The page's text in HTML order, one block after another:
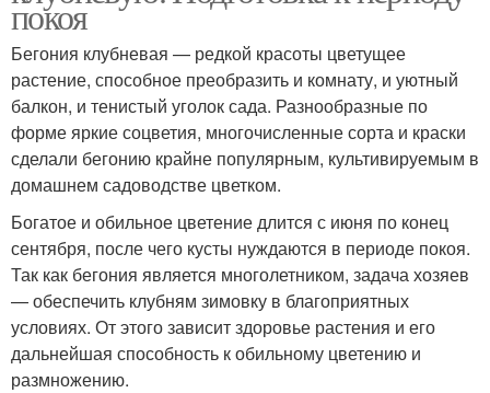
покоя
Бегония клубневая — редкой красоты цветущее
растение, способное преобразить и комнату, и уютный
балкон, и тенистый уголок сада. Разнообразные по
форме яркие соцветия, многочисленные сорта и краски
сделали бегонию крайне популярным, культивируемым в
домашнем садоводстве цветком.
Богатое и обильное цветение длится с июня по конец
сентября, после чего кусты нуждаются в периоде покоя.
Так как бегония является многолетником, задача хозяев
— обеспечить клубням зимовку в благоприятных
условиях. От этого зависит здоровье растения и его
дальнейшая способность к обильному цветению и
размножению.